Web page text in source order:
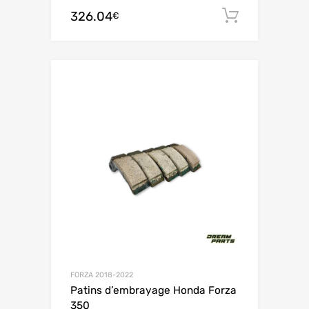
326.04€
FORZA 2018-2022
Patins d’embrayage Honda Forza
350